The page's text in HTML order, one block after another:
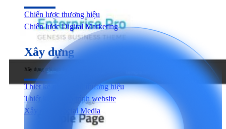
Chiến lược thương hiệu
Chiến lược Digital Marketing
Xây dựng
Xây dựng trải nghiệm người dùng đầu cuối tương tác với sản phẩm & dịch vụ
Thiết kế nhận diện thương hiệu
Thiết kế & Lập trình website
Xây dựng Social Media